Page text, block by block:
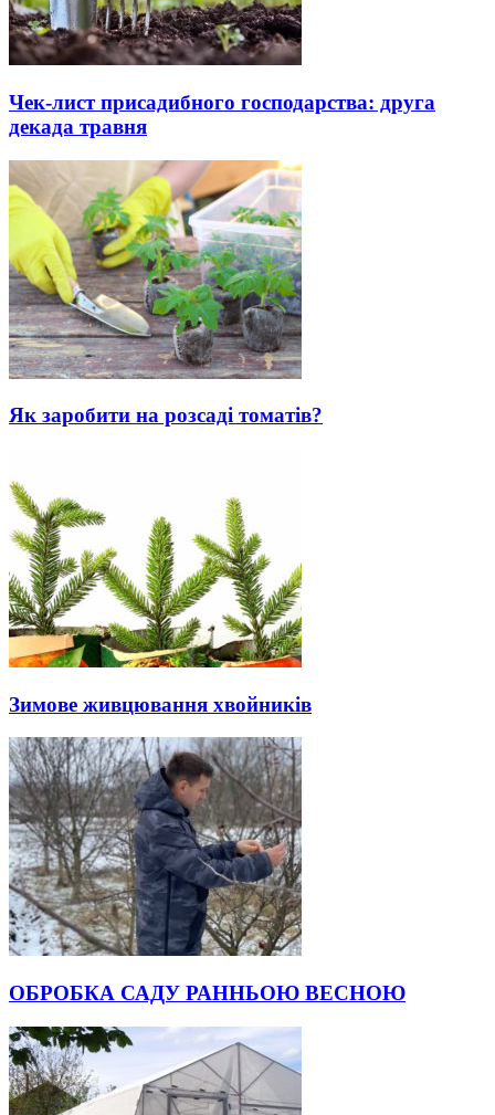
Чек-лист присадибного господарства: друга
декада травня
Як заробити на розсаді томатів?
Зимове живцювання хвойників
ОБРОБКА САДУ РАННЬОЮ ВЕСНОЮ